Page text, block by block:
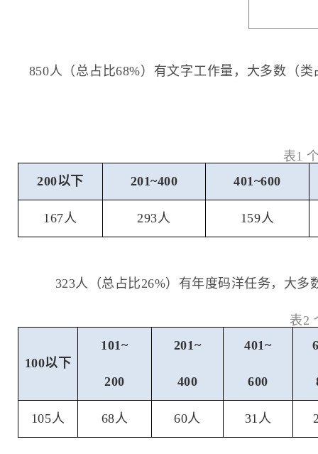
850人（总占比68%）有文字工作量，大多数（
表1
200以下 201~400 401~600
167人 293人 159人
323人（总占比26%）有年度码洋任务，大
表2
100以下
101~
200
201~
400
401~
600
105人 68人 60人 31人